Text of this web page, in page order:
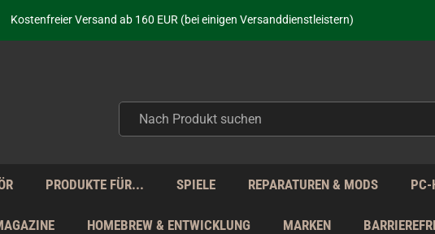
Kostenfreier Versand ab 160 EUR (bei einigen Versanddienstleistern)
Seit über 20 Jahren Deine Anlaufstelle für neue Retro-Hardware!
Täglicher Versand Mo - Fr aus Deutschland - zollfrei innerhalb der EU!
PRODUKTE FÜR... SPIELE REPARATUREN & MODS PC-
HOMEBREW & ENTWICKLUNG MARKEN